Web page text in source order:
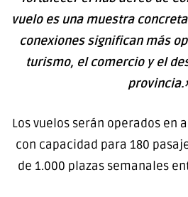
vuelo es una muestra
conexiones significan más
turismo, el comercio y el
Los vuelos serán operados en
con capacidad para 180
de 1.000 plazas semanales